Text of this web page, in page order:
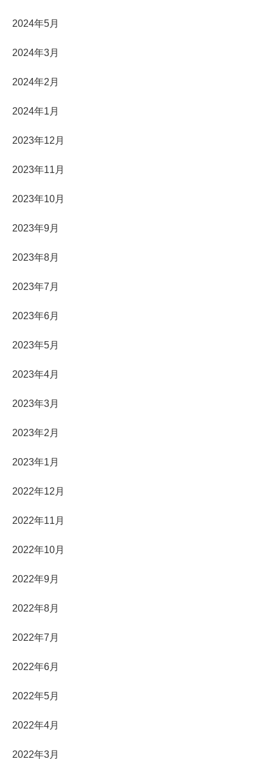
2024年5月
2024年3月
2024年2月
2024年1月
2023年12月
2023年11月
2023年10月
2023年9月
2023年8月
2023年7月
2023年6月
2023年5月
2023年4月
2023年3月
2023年2月
2023年1月
2022年12月
2022年11月
2022年10月
2022年9月
2022年8月
2022年7月
2022年6月
2022年5月
2022年4月
2022年3月